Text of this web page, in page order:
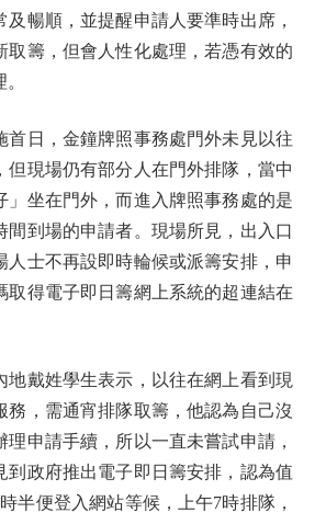
及暢順，並提醒申請人要準時出席，
取籌，但會人性化處理，若憑有效的
日，金鐘牌照事務處門外未見以往
但現場仍有部分人在門外排隊，當中
」坐在門外，而進入牌照事務處的是
間到場的申請者。現場所見，出入口
人士不再設即時輪候或派籌安排，申
取得電子即日籌網上系統的超連結在
戴姓學生表示，以往在網上看到現
務，需通宵排隊取籌，他認為自己沒
理申請手續，所以一直未嘗試申請，
到政府推出電子即日籌安排，認為值
半便登入網站等候，上午7時排隊，